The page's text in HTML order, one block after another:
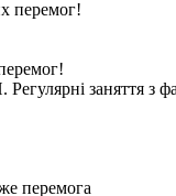
заняття з